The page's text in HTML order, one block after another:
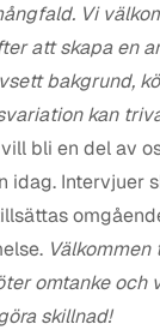
Vi
att skapa en
bakgrund,
kan
bli en del av
idag. Intervjuer
omtanke och
skillnad!